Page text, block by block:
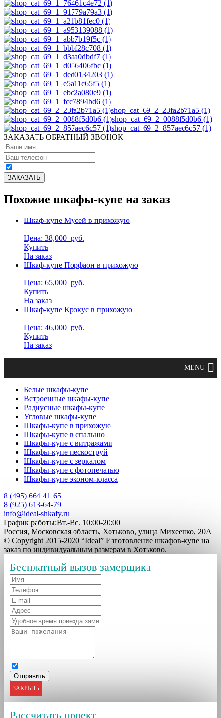
shop_cat_69_2_23fa2b71a5 (1)
shop_cat_69_2_0088f5d0b6 (1)
shop_cat_69_2_857aec6c57 (1)
ЗАКАЗАТЬ ОБРАТНЫЙ ЗВОНОК
Похожие шкафы-купе на заказ
Шкаф-купе Мусей в прихожую
Цена: 38,000 руб.
Купить
На заказ
Шкаф-купе Порфаон в прихожую
Цена: 65,000 руб.
Купить
На заказ
Шкаф-купе Крокус в прихожую
Цена: 46,000 руб.
Купить
На заказ
Белые шкафы-купе
Встроенные шкафы-купе
Радиусные шкафы-купе
Угловые шкафы-купе
Шкафы-купе в прихожую
Шкафы-купе в спальню
Шкафы-купе с витражами
Шкафы-купе пескоструй
Шкафы-купе с зеркалом
Шкафы-купе с фотопечатью
Шкафы-купе эконом-класса
8 (495) 664-41-65
8 (925) 613-64-79
info@ideal-shkafy.ru
График работы:Вт.-Вс. 10:00-20:00
Россия, Московская область, Хотьково, улица Михеенко, 20А
© Copyright 2015-2020 “Ideal” Изготовление шкафов-купе на
заказ по индивидуальным размерам в Хотьково.
Бесплатный вызов замерщика
ЗАКРЫТЬ
Рассчитать проект